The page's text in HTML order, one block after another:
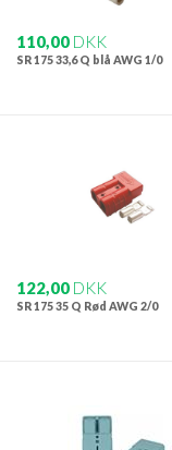
110,00 DKK
SR 175 33,6 Q blå AWG 1/0
122,00 DKK
SR 175 35 Q Rød AWG 2/0